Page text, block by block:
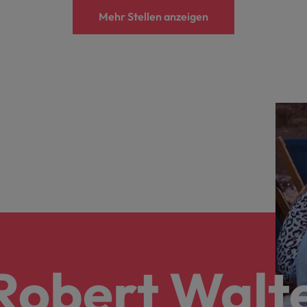
Mehr Stellen anzeigen